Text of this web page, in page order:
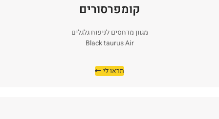
קומפרסורים
מגוון מדחסים לניפוח גלגלים
Black taurus Air
תראו לי